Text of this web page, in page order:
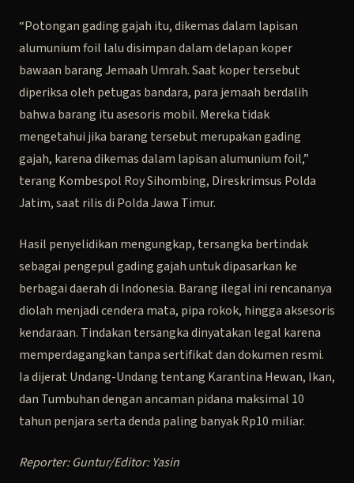
“Potongan gading gajah itu, dikemas dalam lapisan
alumunium foil lalu disimpan dalam delapan koper
bawaan barang Jemaah Umrah. Saat koper tersebut
diperiksa oleh petugas bandara, para jemaah berdalih
bahwa barang itu asesoris mobil. Mereka tidak
mengetahui jika barang tersebut merupakan gading
gajah, karena dikemas dalam lapisan alumunium foil,”
terang Kombespol Roy Sihombing, Direskrimsus Polda
Jatim, saat rilis di Polda Jawa Timur.
Hasil penyelidikan mengungkap, tersangka bertindak
sebagai pengepul gading gajah untuk dipasarkan ke
berbagai daerah di Indonesia. Barang ilegal ini rencananya
diolah menjadi cendera mata, pipa rokok, hingga aksesoris
kendaraan. Tindakan tersangka dinyatakan legal karena
memperdagangkan tanpa sertifikat dan dokumen resmi.
Ia dijerat Undang-Undang tentang Karantina Hewan, Ikan,
dan Tumbuhan dengan ancaman pidana maksimal 10
tahun penjara serta denda paling banyak Rp10 miliar.
Reporter: Guntur/Editor: Yasin